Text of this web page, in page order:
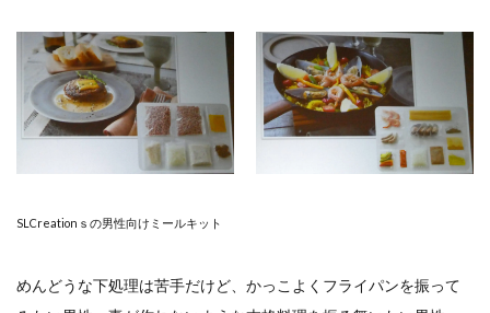
SLCreationｓの男性向けミールキット
めんどうな下処理は苦手だけど、かっこよくフライパンを振って